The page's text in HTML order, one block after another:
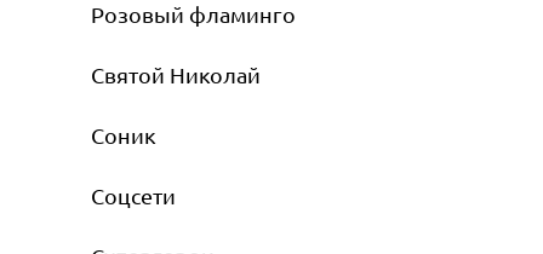
Розовый фламинго
Святой Николай
Соник
Соцсети